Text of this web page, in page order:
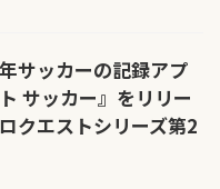
サッカーの記録アプ
サッカー』をリリー
クエストシリーズ第2